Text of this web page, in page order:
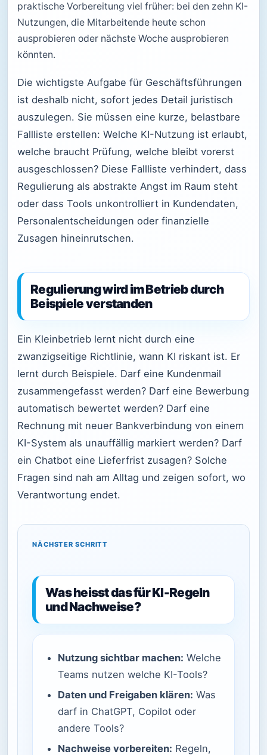
praktische Vorbereitung viel früher: bei den zehn KI-
Nutzungen, die Mitarbeitende heute schon
ausprobieren oder nächste Woche ausprobieren
könnten.
Die wichtigste Aufgabe für Geschäftsführungen
ist deshalb nicht, sofort jedes Detail juristisch
auszulegen. Sie müssen eine kurze, belastbare
Fallliste erstellen: Welche KI-Nutzung ist erlaubt,
welche braucht Prüfung, welche bleibt vorerst
ausgeschlossen? Diese Fallliste verhindert, dass
Regulierung als abstrakte Angst im Raum steht
oder dass Tools unkontrolliert in Kundendaten,
Personalentscheidungen oder finanzielle
Zusagen hineinrutschen.
Regulierung wird im Betrieb durch
Beispiele verstanden
Ein Kleinbetrieb lernt nicht durch eine
zwanzigseitige Richtlinie, wann KI riskant ist. Er
lernt durch Beispiele. Darf eine Kundenmail
zusammengefasst werden? Darf eine Bewerbung
automatisch bewertet werden? Darf eine
Rechnung mit neuer Bankverbindung von einem
KI-System als unauffällig markiert werden? Darf
ein Chatbot eine Lieferfrist zusagen? Solche
Fragen sind nah am Alltag und zeigen sofort, wo
Verantwortung endet.
NÄCHSTER SCHRITT
Was heisst das für KI-Regeln
und Nachweise?
Nutzung sichtbar machen: Welche
Teams nutzen welche KI-Tools?
Daten und Freigaben klären: Was
darf in ChatGPT, Copilot oder
andere Tools?
Nachweise vorbereiten: Regeln,